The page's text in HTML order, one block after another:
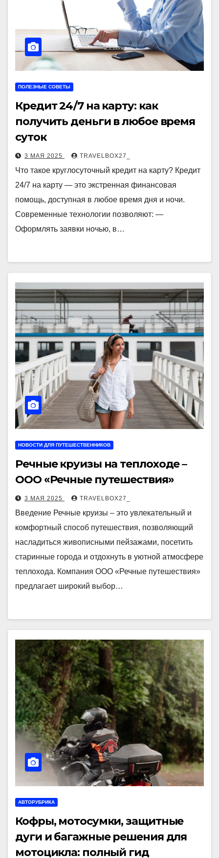
ПОЛЕЗНЫЕ СОВЕТЫ
Кредит 24/7 на карту: как
получить деньги в любое время
суток
3 МАЯ 2025 TRAVELBOX27_
Что такое круглосуточный кредит на карту? Кредит
24/7 на карту — это экстренная финансовая
помощь, доступная в любое время дня и ночи.
Современные технологии позволяют: —
Оформлять заявки ночью, в…
НОВОСТИ ДЛЯ ПУТЕШЕСТВЕННИКОВ
Речные круизы на теплоходе –
ООО «Речные путешествия»
3 МАЯ 2025 TRAVELBOX27_
Введение Речные круизы – это увлекательный и
комфортный способ путешествия, позволяющий
насладиться живописными пейзажами, посетить
старинные города и отдохнуть в уютной атмосфере
теплохода. Компания ООО «Речные путешествия»
предлагает широкий выбор…
АВТОРУБРИКА
Кофры, мотосумки, защитные
дуги и багажные решения для
мотоцикла: полный гид